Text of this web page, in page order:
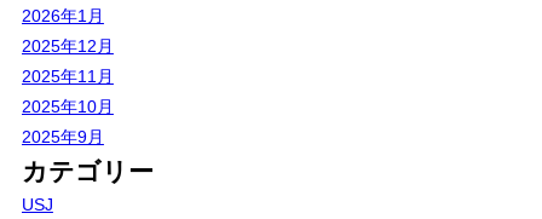
2026年1月
2025年12月
2025年11月
2025年10月
2025年9月
カテゴリー
USJ